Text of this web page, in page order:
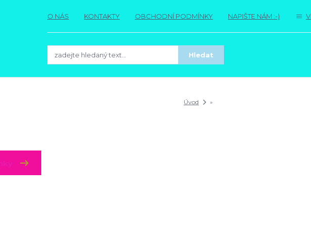
O NÁS KONTAKTY OBCHODNÍ PODMÍNKY NAPIŠTE NÁM :-)
Hledat
Úvod »